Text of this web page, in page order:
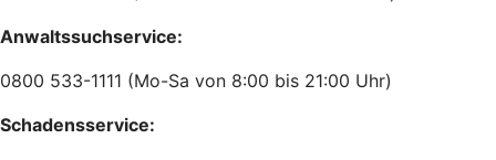
Anwaltssuchservice:
0800 533-1111 (Mo-Sa von 8:00 bis 21:00 Uhr)
Schadensservice: